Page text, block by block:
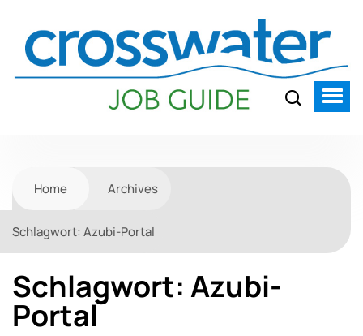
Home Archives
Schlagwort: Azubi-Portal
Schlagwort: Azubi-
Portal